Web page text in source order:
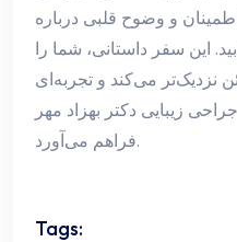
و وضوح قلبی درباره
این سفر داستانی، شما را
نزدیک‌تر می‌کند و تجربه‌ای
زیبایی دکتر بهزاد مهر
فراهم می‌آورد.
Tags: